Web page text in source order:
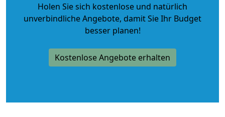
Holen Sie sich kostenlose und natürlich
unverbindliche Angebote, damit Sie Ihr Budget
besser planen!
Kostenlose Angebote erhalten